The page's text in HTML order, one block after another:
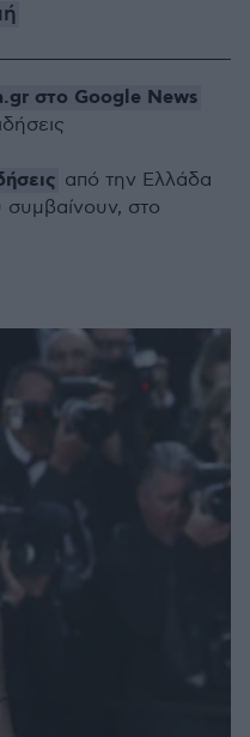
στο Google News
από την Ελλάδα
συμβαίνουν, στο